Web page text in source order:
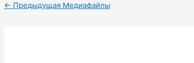
← Предыдущая Медиафайлы